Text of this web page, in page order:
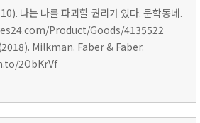
나는 나를 파괴할 권리가 있다. 문학동네.
Product/Goods/4135522
Milkman. Faber & Faber.
2ObKrVf